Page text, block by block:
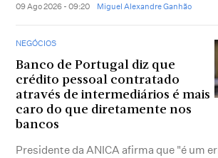
09 Ago 2026 - 09:20 Miguel Alexandre Ganhão
NEGÓCIOS
Banco de Portugal diz que
crédito pessoal contratado
através de intermediários é mais
caro do que diretamente nos
bancos
Presidente da ANICA afirma que "é um